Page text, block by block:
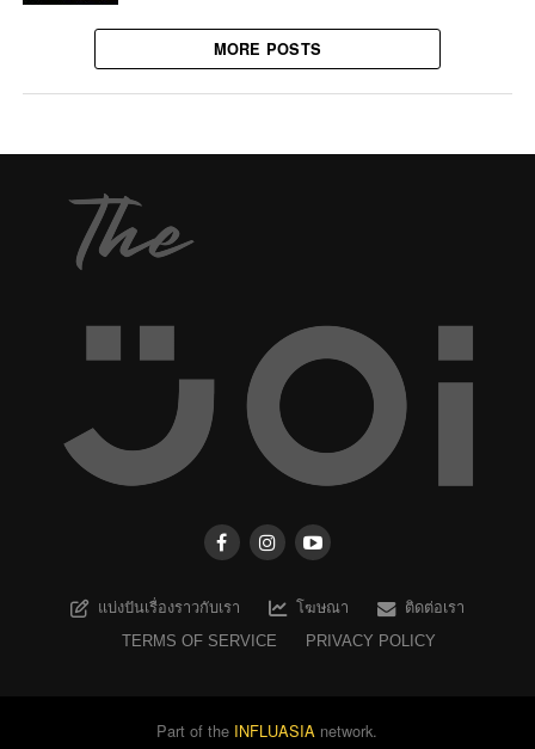
MORE POSTS
แบ่งปันเรื่องราวกับเรา โฆษณา
ติดต่อเรา
TERMS OF SERVICE
PRIVACY POLICY
Part of the INFLUASIA network.